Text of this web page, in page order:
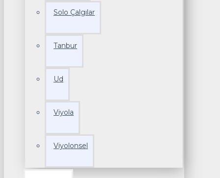
Solo Çalgılar
Tanbur
Ud
Viyola
Viyolonsel